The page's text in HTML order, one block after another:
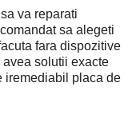
va reparati
sa alegeti
fara dispozitive
solutii exacte
iremediabil placa de